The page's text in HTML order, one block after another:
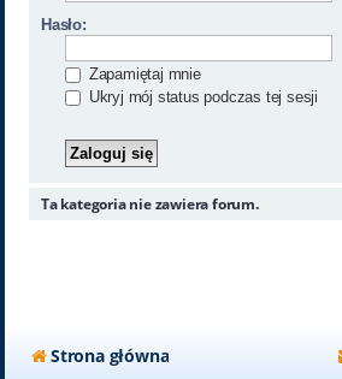
Hasło:
Zapamiętaj mnie
Ukryj mój status podczas tej sesji
Ta kategoria nie zawiera forum.
Strona główna